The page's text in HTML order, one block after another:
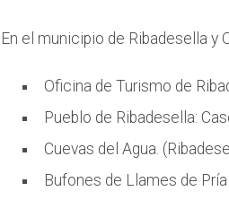
En el municipio de Ribadesella y
Oficina de Turismo de
Pueblo de Ribadesella:
Cuevas del Agua.
Bufones de Llames de